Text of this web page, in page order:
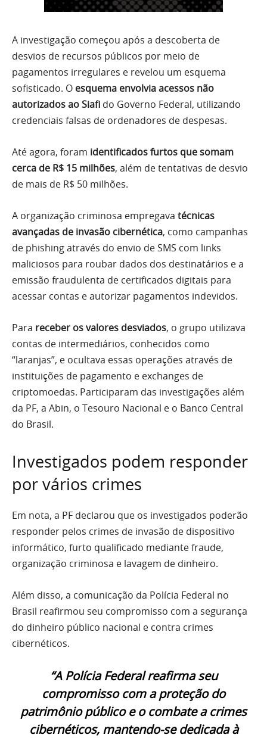
A investigação começou após a descoberta de
desvios de recursos públicos por meio de
pagamentos irregulares e revelou um esquema
sofisticado. O esquema envolvia acessos não
autorizados ao Siafi do Governo Federal, utilizando
credenciais falsas de ordenadores de despesas.
Até agora, foram identificados furtos que somam
cerca de R$ 15 milhões, além de tentativas de desvio
de mais de R$ 50 milhões.
A organização criminosa empregava técnicas
avançadas de invasão cibernética, como campanhas
de phishing através do envio de SMS com links
maliciosos para roubar dados dos destinatários e a
emissão fraudulenta de certificados digitais para
acessar contas e autorizar pagamentos indevidos.
Para receber os valores desviados, o grupo utilizava
contas de intermediários, conhecidos como
“laranjas”, e ocultava essas operações através de
instituições de pagamento e exchanges de
criptomoedas. Participaram das investigações além
da PF, a Abin, o Tesouro Nacional e o Banco Central
do Brasil.
Investigados podem responder
por vários crimes
Em nota, a PF declarou que os investigados poderão
responder pelos crimes de invasão de dispositivo
informático, furto qualificado mediante fraude,
organização criminosa e lavagem de dinheiro.
Além disso, a comunicação da Polícia Federal no
Brasil reafirmou seu compromisso com a segurança
do dinheiro público nacional e contra crimes
cibernéticos.
“A Polícia Federal reafirma seu
compromisso com a proteção do
patrimônio público e o combate a crimes
cibernéticos, mantendo-se dedicada à